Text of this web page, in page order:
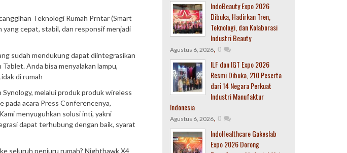
Teknologi Rumah Prntar (Smart
yang cepat, stabil, dan responsif menjadi
sudah mendukung dapat diintegrasikan
Anda bisa menyalakan lampu,
di rumah
melalui produk produk wireless
pada acara Press Conferencenya,
menyuguhkan solusi inti, yakni
dapat terhubung dengan baik, syarat
seluruh penjuru rumah? Nighthawk X4
IndoBeauty Expo 2026
Dibuka, Hadirkan Tren,
Teknologi, dan Kolaborasi
Industri Beauty
Agustus 6, 2026, 0
ILF dan IGT Expo 2026
Resmi Dibuka, 210 Peserta
dari 14 Negara Perkuat
Industri Manufaktur
Indonesia
Agustus 6, 2026, 0
IndoHealthcare Gakeslab
Expo 2026 Dorong